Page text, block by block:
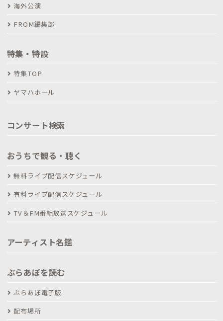
海外公演
FROM編集部
特集・特設
特集TOP
ヤマハホール
コンサート検索
おうちで観る・聴く
無料ライブ配信スケジュール
有料ライブ配信スケジュール
TV＆FM番組放送スケジュール
アーティスト名鑑
ぶらあぼを読む
ぶらあぼ電子版
配布場所